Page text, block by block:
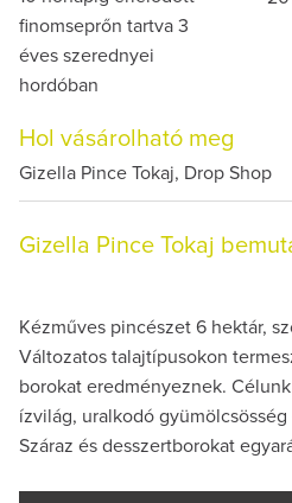
finomseprőn tartva 3
éves szerednyei
hordóban
Hol vásárolható meg
Gizella Pince Tokaj, Drop Shop
Gizella Pince Tokaj
Kézműves pincészet 6 hektár,
Változatos talajtípusokon
borokat eredményeznek.
ízvilág, uralkodó gyümölcsösség
Száraz és desszertborokat